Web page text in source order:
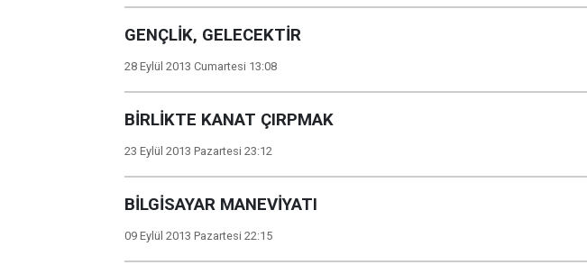
GENÇLİK, GELECEKTİR
28 Eylül 2013 Cumartesi 13:08
BİRLİKTE KANAT ÇIRPMAK
23 Eylül 2013 Pazartesi 23:12
BİLGİSAYAR MANEVİYATI
09 Eylül 2013 Pazartesi 22:15